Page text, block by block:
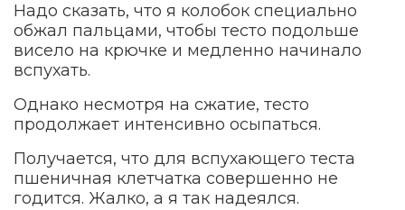
Надо сказать, что я колобок специально
обжал пальцами, чтобы тесто подольше
висело на крючке и медленно начинало
вспухать.
Однако несмотря на сжатие, тесто
продолжает интенсивно осыпаться.
Получается, что для вспухающего теста
пшеничная клетчатка совершенно не
годится. Жалко, а я так надеялся.